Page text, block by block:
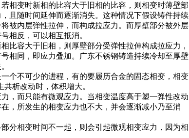
变时新相的比容大于旧相的比容，则相变时薄壁部
且随时间延伸而逐渐消失。这种情况下假设铸件持续
被内层弹性拉伸，而构成拉应力。而厚壁部分被外层
相反，可以相互抵消。
容大于旧相，则厚壁部分受弹性拉伸构成拉应力，
相同，即应力叠加。广东不锈钢铸造持续冷却至厚壁
不可少的进程，有的要履历合金的固态相变，相变
析改动时，体积增大。
而只能有微观应力。当相变温度高于塑一弹性改动
，所发生的相变应力也不大，并会逐渐减小乃至消
相变时间不一起，则会引起微观相变应力，因为相